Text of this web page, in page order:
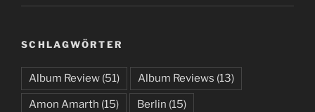
SCHLAGWÖRTER
Album Review (51) Album Reviews (13)
Amon Amarth (15) Berlin (15)